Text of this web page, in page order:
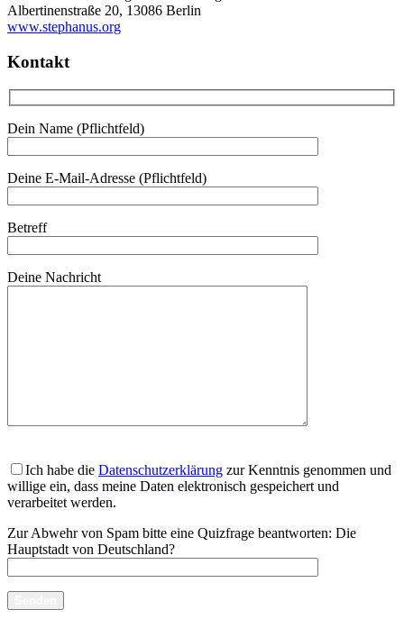
Albertinenstraße 20, 13086 Berlin
www.stephanus.org
Kontakt
Dein Name (Pflichtfeld)
Deine E-Mail-Adresse (Pflichtfeld)
Betreff
Deine Nachricht
Ich habe die Datenschutzerklärung zur Kenntnis genommen und
willige ein, dass meine Daten elektronisch gespeichert und
verarbeitet werden.
Zur Abwehr von Spam bitte eine Quizfrage beantworten: Die
Hauptstadt von Deutschland?